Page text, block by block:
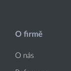
O firmě
O nás